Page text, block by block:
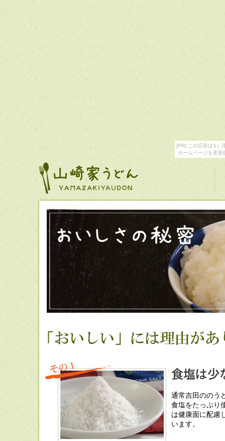
[PR] この広告は3ヶ
ホームページを更
通常吉田ののう
食塩をたっぷり
は健康面に配慮
います。